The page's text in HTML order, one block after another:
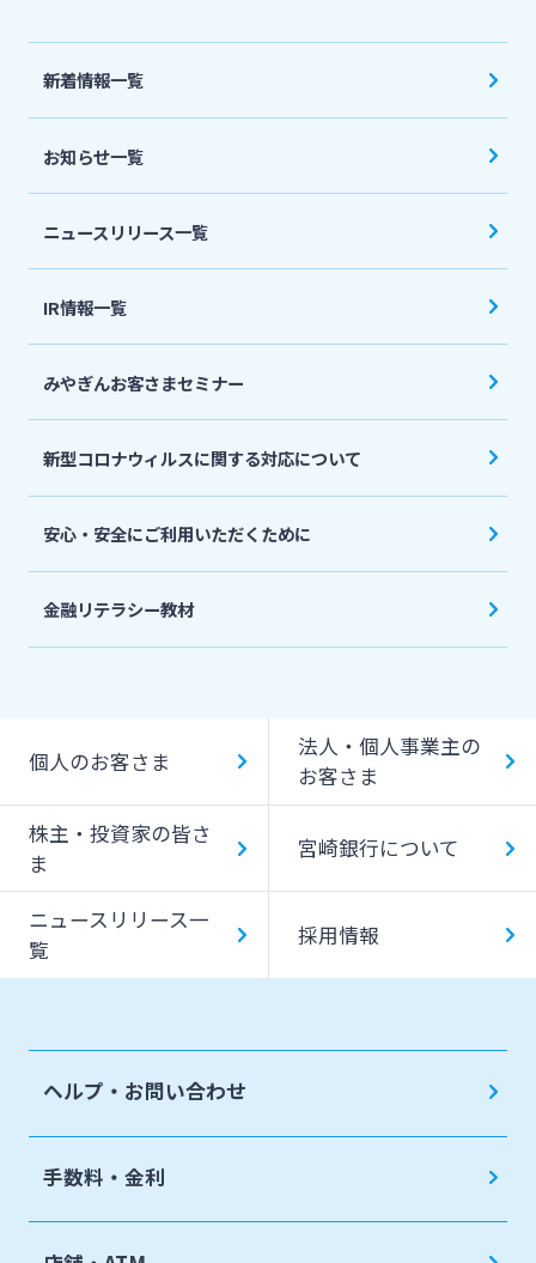
株主・投資家の皆さま
ニュースリリース一覧
採用情報
新着情報一覧
お知らせ一覧
ニュースリリース一覧
IR情報一覧
みやぎんお客さまセミナー
新型コロナウィルスに関する対応について
安心・安全にご利用いただくために
金融リテラシー教材
個人のお客さま
法人・個人事業主の
お客さま
株主・投資家の皆さ
ま
宮崎銀行について
ニュースリリース一
覧
採用情報
ヘルプ・お問い合わせ
手数料・金利